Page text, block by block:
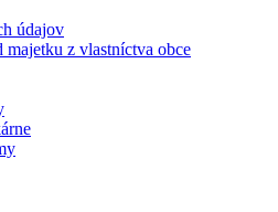
údajov
majetku z vlastníctva obce